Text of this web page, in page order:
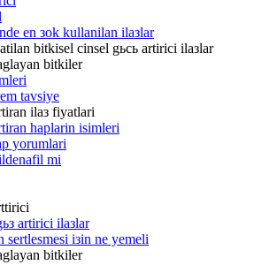
en зok kullanilan ilaзlar
bitkisel cinsel gьcь artirici ilaзlar
bitkiler
tavsiye
ilaз fiyatlari
haplarin isimleri
yorumlari
mi
artirici ilaзlar
sertlesmesi iзin ne yemeli
bitkiler